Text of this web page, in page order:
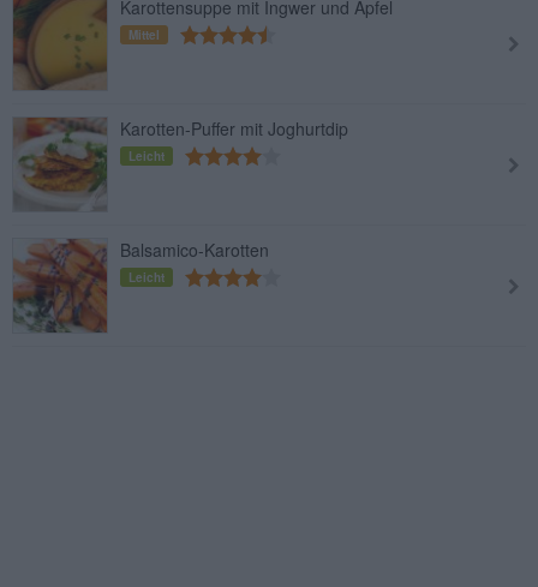
Karottensuppe mit Ingwer und Apfel
Mittel
Karotten-Puffer mit Joghurtdip
Leicht
Balsamico-Karotten
Leicht